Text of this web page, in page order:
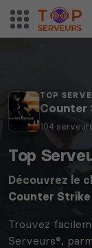
TOP
Counter
104
Top
Découvrez le
Counter Strike
Trouvez
Serveurs®,